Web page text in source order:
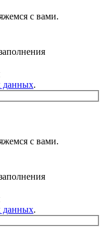
с вами.
данных.
с вами.
данных.